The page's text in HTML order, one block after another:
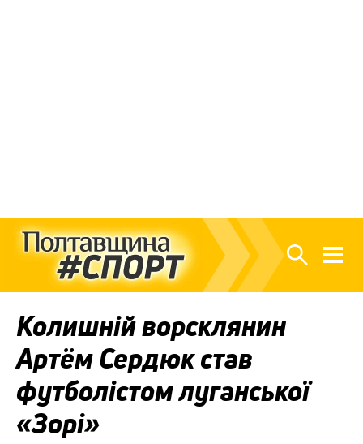
Колишній ворсклянин
Артём Сердюк став
футболістом луганської
«Зорі»